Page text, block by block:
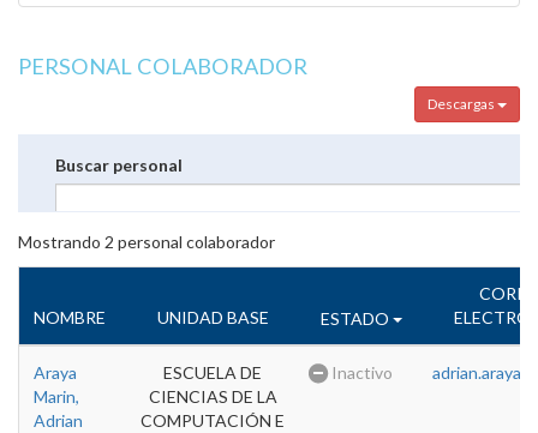
PERSONAL COLABORADOR
Descargas
Buscar personal
Mostrando 2 personal colaborador
NOMBRE UNIDAD BASE ESTADO
Araya
Marin,
Adrian
ESCUELA DE
CIENCIAS DE LA
COMPUTACIÓN E
Inactivo